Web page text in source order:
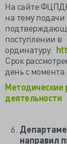
На сайте
на тему
поступлении в
ординатуру:
Срок
день с
Методические
деятельности
направил